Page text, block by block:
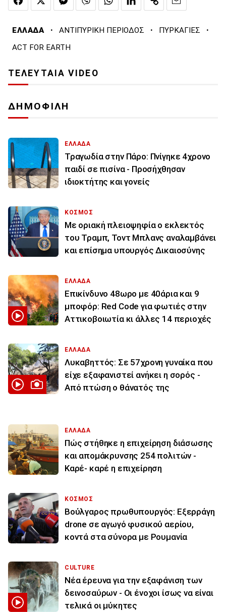
ΕΛΛΑΔΑ · ΑΝΤΙΠΥΡΙΚΗ ΠΕΡΙΟΔΟΣ · ΠΥΡΚΑΓΙΕΣ ·
ACT FOR EARTH
ΤΕΛΕΥΤΑΙΑ VIDEO
ΔΗΜΟΦΙΛΗ
ΕΛΛΑΔΑ
Τραγωδία στην Πάρο: Πνίγηκε 4χρονο
παιδί σε πισίνα - Προσήχθησαν
ιδιοκτήτης και γονείς
ΚΟΣΜΟΣ
Με οριακή πλειοψηφία ο εκλεκτός
του Τραμπ, Τοντ Μπλανς αναλαμβάνει
και επίσημα υπουργός Δικαιοσύνης
ΕΛΛΑΔΑ
Επικίνδυνο 48ωρο με 40άρια και 9
μποφόρ: Red Code για φωτιές στην
Αττικοβοιωτία κι άλλες 14 περιοχές
ΕΛΛΑΔΑ
Λυκαβηττός: Σε 57χρονη γυναίκα που
είχε εξαφανιστεί ανήκει η σορός -
Από πτώση ο θάνατός της
ΕΛΛΑΔΑ
Πώς στήθηκε η επιχείρηση διάσωσης
και απομάκρυνσης 254 πολιτών -
Καρέ- καρέ η επιχείρηση
ΚΟΣΜΟΣ
Βούλγαρος πρωθυπουργός: Εξερράγη
drone σε αγωγό φυσικού αερίου,
κοντά στα σύνορα με Ρουμανία
CULTURE
Νέα έρευνα για την εξαφάνιση των
δεινοσαύρων - Οι ένοχοι ίσως να είναι
τελικά οι μύκητες